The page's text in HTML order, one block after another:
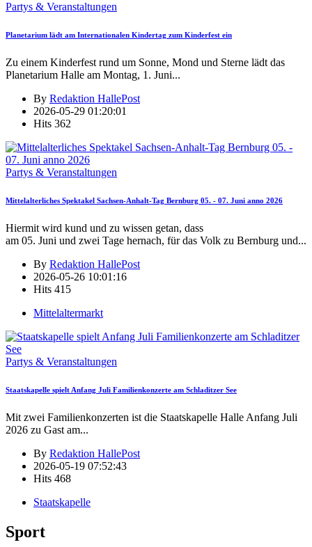
Partys & Veranstaltungen
Planetarium lädt am Internationalen Kindertag zum Kinderfest ein
Zu einem Kinderfest rund um Sonne, Mond und Sterne lädt das
Planetarium Halle am Montag, 1. Juni...
By Redaktion HallePost
2026-05-29 01:20:01
Hits 362
Partys & Veranstaltungen
Mittelalterliches Spektakel Sachsen-Anhalt-Tag Bernburg 05. - 07. Juni anno 2026
Hiermit wird kund und zu wissen getan, dass
am 05. Juni und zwei Tage hernach, für das Volk zu Bernburg und...
By Redaktion HallePost
2026-05-26 10:01:16
Hits 415
Mittelaltermarkt
Partys & Veranstaltungen
Staatskapelle spielt Anfang Juli Familienkonzerte am Schladitzer See
Mit zwei Familienkonzerten ist die Staatskapelle Halle Anfang Juli
2026 zu Gast am...
By Redaktion HallePost
2026-05-19 07:52:43
Hits 468
Staatskapelle
Sport